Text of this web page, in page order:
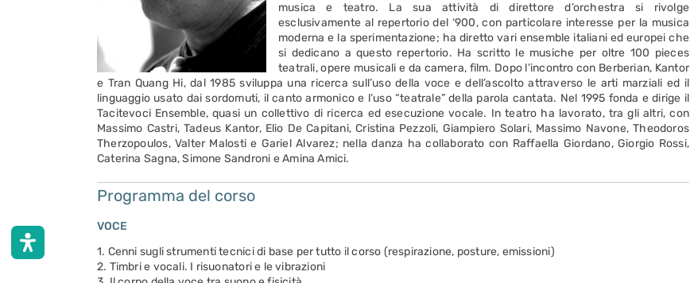
musica e teatro. La sua attività di direttore d’orchestra si rivolge
esclusivamente al repertorio del ‘900, con particolare interesse per la musica
moderna e la sperimentazione; ha diretto vari ensemble italiani ed europei che
si dedicano a questo repertorio. Ha scritto le musiche per oltre 100 pieces
teatrali, opere musicali e da camera, film. Dopo l’incontro con Berberian, Kantor
e Tran Quang Hi, dal 1985 sviluppa una ricerca sull’uso della voce e dell’ascolto attraverso le arti marziali ed il
linguaggio usato dai sordomuti, il canto armonico e l’uso “teatrale” della parola cantata. Nel 1995 fonda e dirige il
Tacitevoci Ensemble, quasi un collettivo di ricerca ed esecuzione vocale. In teatro ha lavorato, tra gli altri, con
Massimo Castri, Tadeus Kantor, Elio De Capitani, Cristina Pezzoli, Giampiero Solari, Massimo Navone, Theodoros
Therzopoulos, Valter Malosti e Gariel Alvarez; nella danza ha collaborato con Raffaella Giordano, Giorgio Rossi,
Caterina Sagna, Simone Sandroni e Amina Amici.
Programma del corso
VOCE
1. Cenni sugli strumenti tecnici di base per tutto il corso (respirazione, posture, emissioni)
2. Timbri e vocali. I risuonatori e le vibrazioni